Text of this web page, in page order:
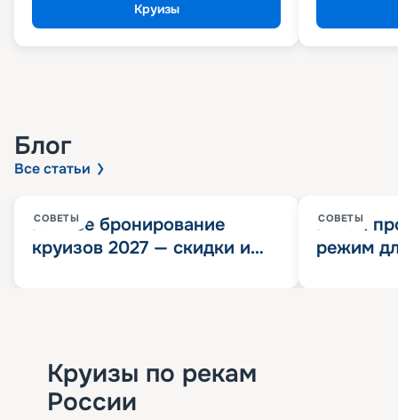
Круизы
Блог
Все статьи
СОВЕТЫ
Раннее бронирование
круизов 2027 — скидки и
СОВЕТЫ
Китай
режим
Круизы по рекам
России